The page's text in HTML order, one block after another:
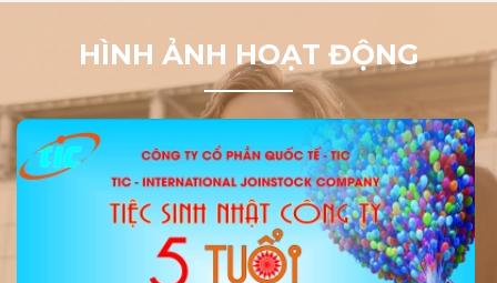
HÌNH ẢNH HOẠT ĐỘNG
KÌ THI JLPT THÁNG 07/2025